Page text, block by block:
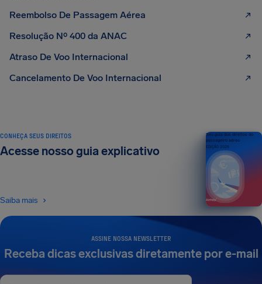
Reembolso De Passagem Aérea
Resolução Nº 400 da ANAC
Atraso De Voo Internacional
Cancelamento De Voo Internacional
ASSINE NOSSA NEWSLETTER
Receba dicas exclusivas diretamente por e-mail
CONHEÇA SEUS DIREITOS
Acesse nosso guia explicativo
Saiba mais
Seu guia dos direitos do
passageiro aéreo
EDIÇÃO 2026